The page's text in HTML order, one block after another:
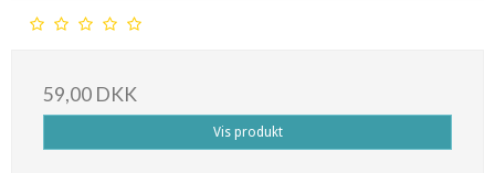
59,00 DKK
Vis produkt